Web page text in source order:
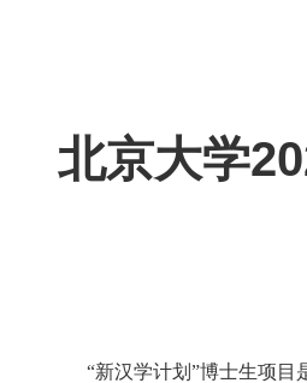
北京大学
“新汉学计划”博士生项